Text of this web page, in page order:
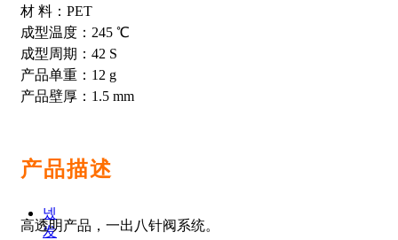
克
넸
企
业
概
况
誉
资
넸
发
材 料：PET
成型温度：245 ℃
成型周期：42 S
产品单重：12 g
产品壁厚：1.5 mm
产品描述
高透明产品，一出八针阀系统。